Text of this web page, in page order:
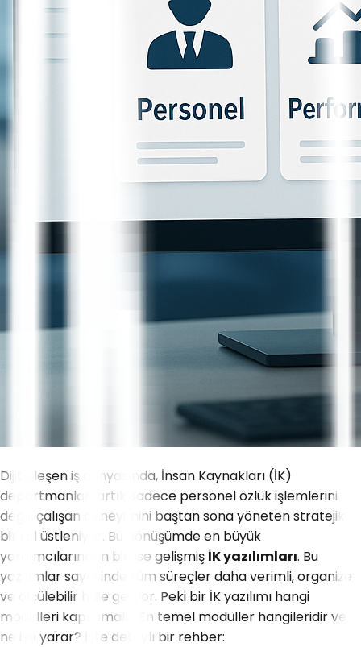
Dijitalleşen iş dünyasında, İnsan Kaynakları (İK)
departmanları artık sadece personel özlük işlemlerini
değil, çalışan deneyimini baştan sona yöneten stratejik
bir rol üstleniyor. Bu dönüşümde en büyük
yardımcılarından biri ise gelişmiş İK yazılımları. Bu
yazılımlar sayesinde tüm süreçler daha verimli, organize
ve ölçülebilir hale geliyor. Peki bir İK yazılımı hangi
modülleri kapsamalı? En temel modüller hangileridir ve
ne işe yarar? İşte detaylı bir rehber: